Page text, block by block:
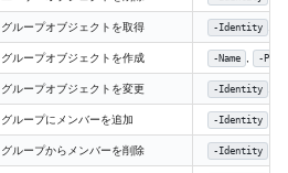
グループオブジェクトを取得 -Identity
グループオブジェクトを作成 -Name -Path
グループオブジェクトを変更 -Identity
グループにメンバーを追加 -Identity
グループからメンバーを削除 -Identity